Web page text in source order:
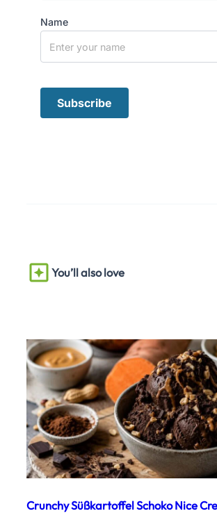
Name
You’ll also love
Crunchy Süßkartoffel Schoko Nice